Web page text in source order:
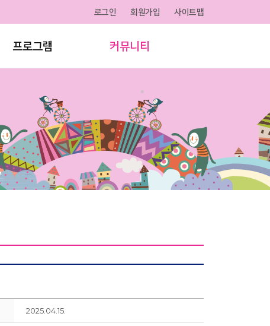
프로그램 커뮤니티
로그인 회원가입 사이트맵
2025.04.15.